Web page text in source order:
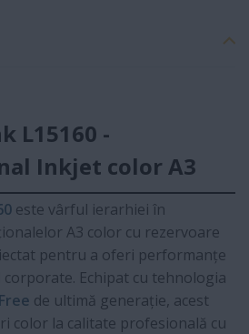
L15160 -
Inkjet color A3
este vârful ierarhiei în
A3 color cu rezervoare
pentru a oferi performanțe
Echipat cu tehnologia
de ultimă generație, acest
color la calitate profesională cu